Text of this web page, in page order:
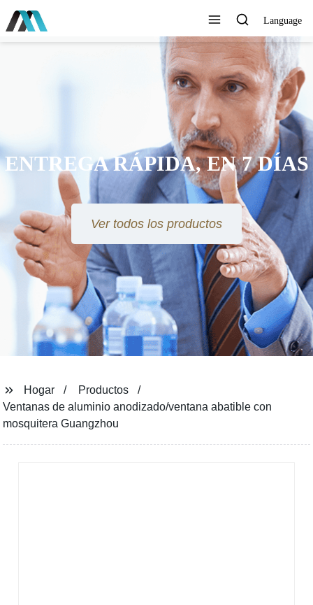
Language
ENTREGA RÁPIDA, EN 7 DÍAS
Ver todos los productos
Hogar
Productos
Ventanas de aluminio anodizado/ventana abatible con
mosquitera Guangzhou